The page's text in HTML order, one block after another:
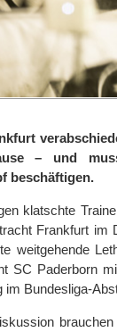
– und
beschäftigen.
klatschte
Frankfurt im
weitgehende
SC Paderborn
im Bundesliga-